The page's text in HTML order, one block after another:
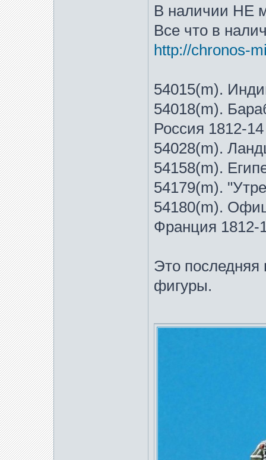
В наличии НЕ
Все что в
http://chronos-
54015(m).
54018(m).
Россия 1812-14
54028(m).
54158(m).
54179(m).
54180(m).
Франция 1812-
Это последняя
фигуры.